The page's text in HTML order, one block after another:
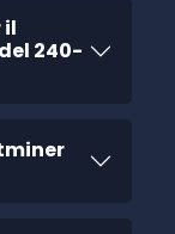
il
240-